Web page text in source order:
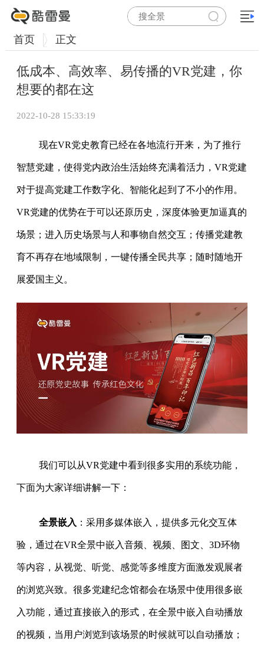
首页 正文
低成本、高效率、易传播的VR党建，你
想要的都在这
2022-10-28 15:33:19
现在VR党史教育已经在各地流行开来，为了推行
智慧党建，使得党内政治生活始终充满着活力，VR党建
对于提高党建工作数字化、智能化起到了不小的作用。
VR党建的优势在于可以还原历史，深度体验更加逼真的
场景；进入历史场景与人和事物自然交互；传播党建教
育不再存在地域限制，一键传播全民共享；随时随地开
展爱国主义。
我们可以从VR党建中看到很多实用的系统功能，
下面为大家详细讲解一下：
全景嵌入 ：采用多媒体嵌入，提供多元化交互体
验，通过在VR全景中嵌入音频、视频、图文、3D环物
等内容，从视觉、听觉、感觉等多维度方面激发观展者
的浏览兴致。很多党建纪念馆都会在场景中使用很多嵌
入功能，通过直接嵌入的形式，在全景中嵌入自动播放
的视频，当用户浏览到该场景的时候就可以自动播放；